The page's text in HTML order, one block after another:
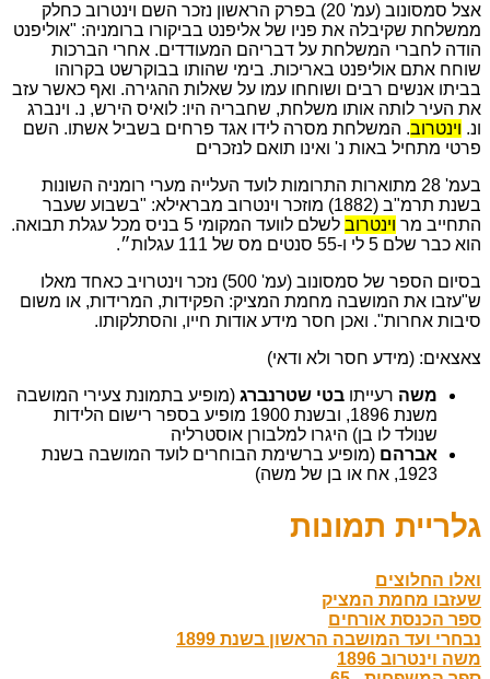
אצל סמסונוב (עמ' 20) בפרק הראשון נזכר השם וינטרוב כחלק
ממשלחת שקיבלה את פניו של אליפנט בביקורו ברומניה: "אוליפנט
הודה לחברי המשלחת על דבריהם המעודדים. אחרי הברכות
שוחח אתם אוליפנט באריכות. בימי שהותו בבוקרשט בקרוהו
בביתו אנשים רבים ושוחחו עמו על שאלות ההגירה. ואף כאשר עזב
את העיר לותה אותו משלחת, שחבריה היו: לואיס הירש, נ. וינברג
ונ. וינטרוב. המשלחת מסרה לידו אגד פרחים בשביל אשתו. השם
פרטי מתחיל באות נ' ואינו תואם לנזכרים
בעמ' 28 מתוארות התרומות לועד העלייה מערי רומניה השונות
בשנת תרמ"ב (1882) מוזכר וינטרוב מבראילא: "בשבוע שעבר
התחייב מר וינטרוב
לשלם לוועד המקומי 5 בניס מכל עגלת תבואה.
הוא כבר שלם 5 לי ו-55 סנטים מס של 111 עגלות״.
בסיום הספר של סמסונוב (עמ' 500) נזכר וינטרויב כאחד מאלו
ש"עזבו את המושבה מחמת המציק: הפקידות, המרידות, או משום
סיבות אחרות". ואכן חסר מידע אודות חייו, והסתלקותו.
צאצאים: (מידע חסר ולא ודאי)
משה רעייתו בטי שטרנברג (מופיע בתמונת צעירי המושבה
משנת 1896, ובשנת 1900 מופיע בספר רישום הלידות
שנולד לו בן) היגרו למלבורן אוסטרליה
אברהם (מופיע ברשימת הבוחרים לועד המושבה בשנת
1923, אח או בן של משה)
גלריית תמונות
ואלו החלוצים
שעזבו מחמת המציק
ספר הכנסת אורחים
נבחרי ועד המושבה הראשון בשנת 1899
משה וינטרוב 1896